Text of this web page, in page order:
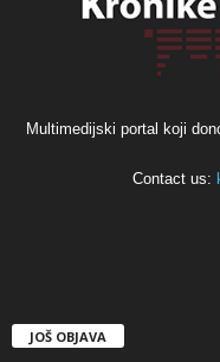
Multimedijski portal koji
Contact us:
JOŠ OBJAVA